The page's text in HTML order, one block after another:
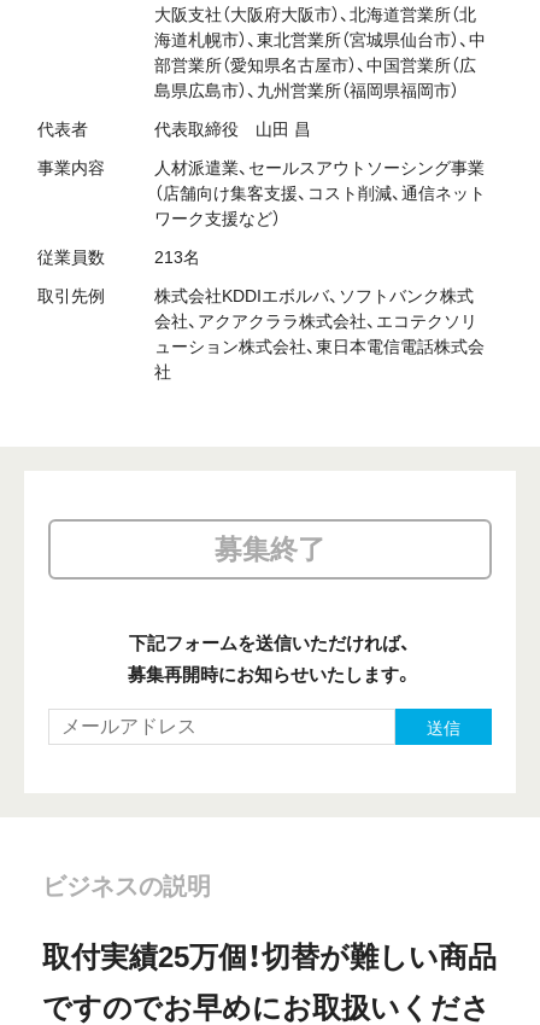
大阪支社（大阪府大阪市）、北海道営業所（北
海道札幌市）、東北営業所（宮城県仙台市）、中
部営業所（愛知県名古屋市）、中国営業所（広
島県広島市）、九州営業所（福岡県福岡市）
代表者
代表取締役 山田 昌
事業内容
人材派遣業、セールスアウトソーシング事業
（店舗向け集客支援、コスト削減、通信ネット
ワーク支援など）
従業員数
213名
取引先例
株式会社KDDIエボルバ、ソフトバンク株式
会社、アクアクララ株式会社、エコテクソリ
ューション株式会社、東日本電信電話株式会
社
募集終了
下記フォームを送信いただければ、
募集再開時にお知らせいたします。
送信
ビジネスの説明
取付実績25万個！切替が難しい商品
ですのでお早めにお取扱いくださ